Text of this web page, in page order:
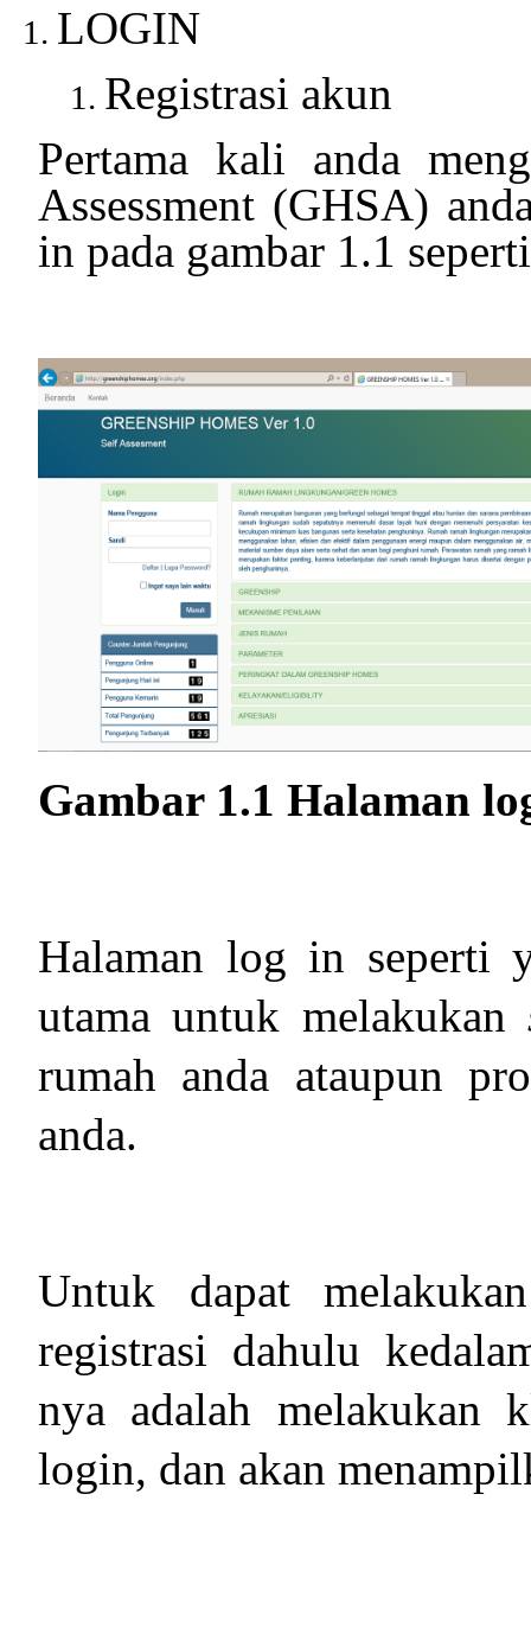
LOGIN
Registrasi akun
Pertama kali anda
Assessment (GHSA)
in pada gambar 1.1
Gambar 1.1 Halaman
Halaman log in seperti
utama untuk melakukan
rumah anda ataupun
anda.
Untuk dapat
registrasi dahulu
nya adalah melakukan
login, dan akan